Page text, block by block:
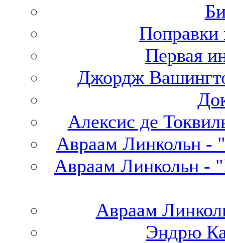
Первая
Джордж
Алексис де
Авраам Линкольн -
Авраам Линкольн -
Авраам
Эндрю